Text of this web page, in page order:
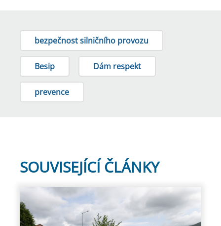
bezpečnost silničního provozu
Besip Dám respekt
prevence
SOUVISEJÍCÍ ČLÁNKY